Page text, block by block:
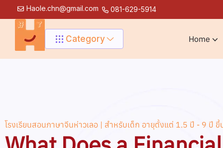
Haole.chn@gmail.com 081-629-5914
Category Home
โรงเรียนสอนภาษาจีนห่าวเลอ | สำหรับเด็ก อายุตั้งแต่ 1.5 ปี - 9 ปี ขึ้